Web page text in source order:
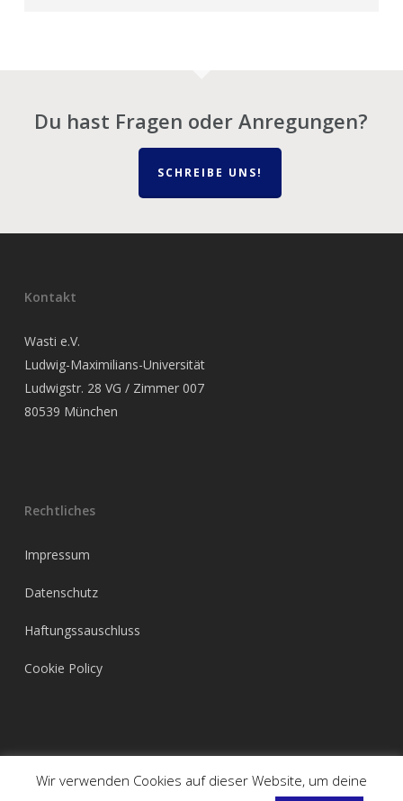
Du hast Fragen oder Anregungen?
SCHREIBE UNS!
Kontakt
Wasti e.V.
Ludwig-Maximilians-Universität
Ludwigstr. 28 VG / Zimmer 007
80539 München
Rechtliches
Impressum
Datenschutz
Haftungssauschluss
Cookie Policy
Wir verwenden Cookies auf dieser Website, um deine